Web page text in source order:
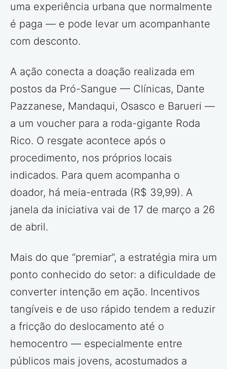
uma experiência urbana que normalmente
é paga — e pode levar um acompanhante
com desconto.
A ação conecta a doação realizada em
postos da Pró-Sangue — Clínicas, Dante
Pazzanese, Mandaqui, Osasco e Barueri —
a um voucher para a roda-gigante Roda
Rico. O resgate acontece após o
procedimento, nos próprios locais
indicados. Para quem acompanha o
doador, há meia-entrada (R$ 39,99). A
janela da iniciativa vai de 17 de março a 26
de abril.
Mais do que “premiar”, a estratégia mira um
ponto conhecido do setor: a dificuldade de
converter intenção em ação. Incentivos
tangíveis e de uso rápido tendem a reduzir
a fricção do deslocamento até o
hemocentro — especialmente entre
públicos mais jovens, acostumados a